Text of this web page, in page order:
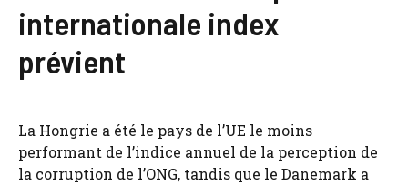
internationale index
prévient
La Hongrie a été le pays de l’UE le moins
performant de l’indice annuel de la perception de
la corruption de l’ONG, tandis que le Danemark a